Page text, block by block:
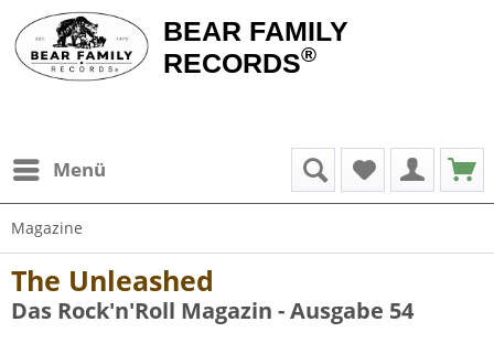
BEAR FAMILY
RECORDS®
Menü
Magazine
The Unleashed
Das Rock'n'Roll Magazin - Ausgabe 54